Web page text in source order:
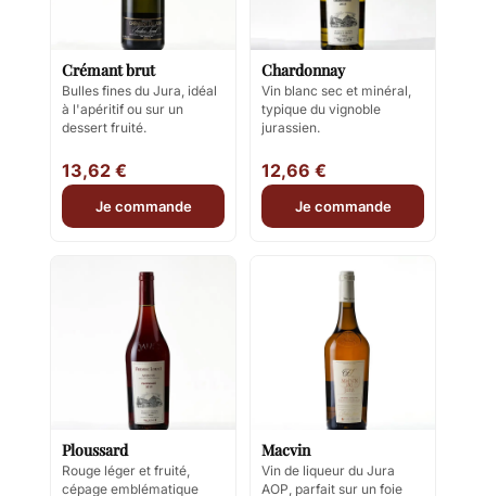
Crémant brut
Bulles fines du Jura, idéal
à l'apéritif ou sur un
dessert fruité.
13,62 €
Je commande
Chardonnay
Vin blanc sec et minéral,
typique du vignoble
jurassien.
12,66 €
Je commande
Ploussard
Rouge léger et fruité,
cépage emblématique
Macvin
Vin de liqueur du Jura
AOP, parfait sur un foie